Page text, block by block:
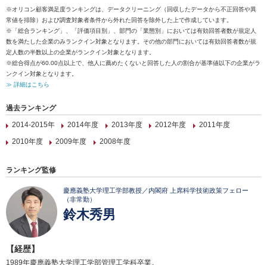
※オリコン顧客満足度ランキングは、データクリーニング（回収したデータから不正回答や異
常値を排除）および調査対象者条件から外れた回答を除外した上で作成しています。
※「総合ランキング」、「評価項目別」、部門の「業態別」においては有効回答者数が規定人
数を満たした企業のみランクイン対象となります。その他の部門においては有効回答者数が規
定人数の半数以上の企業がランクイン対象となります。
※総合得点が60.00点以上で、他人に薦めたくないと回答した人の割合が基準値以下の企業がラ
ンクイン対象となります。
≫ 詳細はこちら
過去ランキング
2014-2015年
2014年度 2013年度 2012年度
2011年度
2010年度
2009年度 2008年度
ランキング監修
慶應義塾大学理工学部教授／内閣府 上席科学技術政策フェロー
（非常勤）
鈴木秀男
【経歴】
1989年慶應義塾大学理工学部管理工学科卒業。